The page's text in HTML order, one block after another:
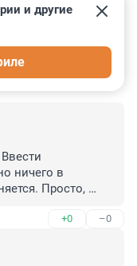
и другие
ничего в
Просто,
через 5-8 лет,
с такими
не сидеть.
+0 –0